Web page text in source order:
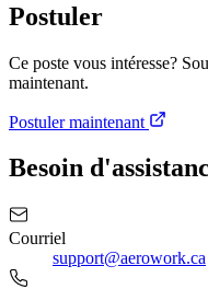
Postuler
Ce poste vous intéresse?
maintenant.
Postuler maintenant
Besoin
Courriel
support@aerowork.ca